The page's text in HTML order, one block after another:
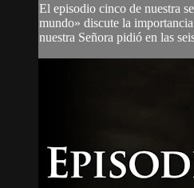
El episodio cinco de nuestra
mundo» discute la
nuestra Señora pidió en las